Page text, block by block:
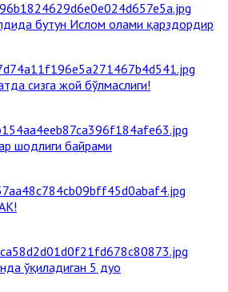
бутун Ислом олами қарздордир
сизга жой бўлмаслиги!
шодлиги байрами
ўқиладиган 5 дуо